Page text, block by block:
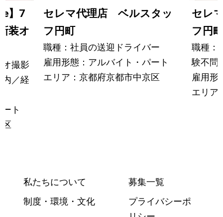
】7
装オ
撮影
／経
ト
区
セレマ代理店 ベルスタッ
フ円町
職種：社員の送迎ドライバー
雇用形態：アルバイト・パート
エリア：京都府京都市中京区
セレ
フ円町
職種：
験不問
雇用形
エリア
私たちについて
制度・環境・文化
募集一覧
プライバシーポ